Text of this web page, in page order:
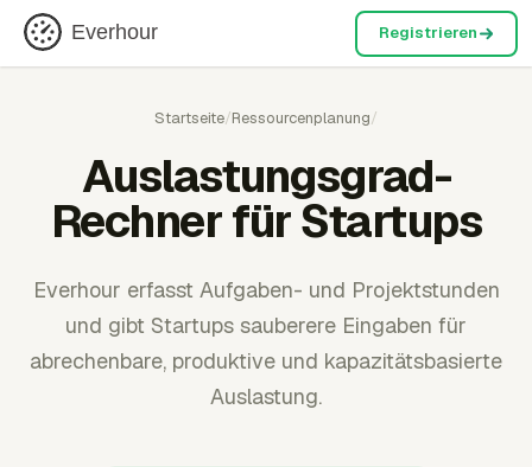
Everhour Registrieren
Startseite/Ressourcenplanung/
Auslastungsgrad-
Rechner für Startups
Everhour erfasst Aufgaben- und Projektstunden
und gibt Startups sauberere Eingaben für
abrechenbare, produktive und kapazitätsbasierte
Auslastung.